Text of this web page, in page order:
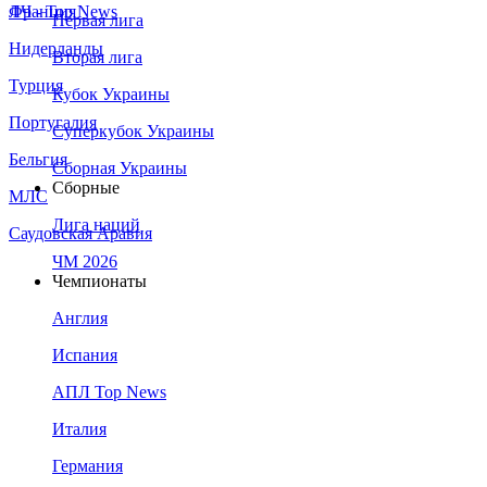
Франция
Нидерланды
Турция
Португалия
Бельгия
МЛС
Саудовская Аравия
ЛЧ - Top News
Первая лига
Вторая лига
Кубок Украины
Суперкубок Украины
Сборная Украины
Сборные
Лига наций
ЧМ 2026
Чемпионаты
Англия
Испания
АПЛ Top News
Италия
Германия